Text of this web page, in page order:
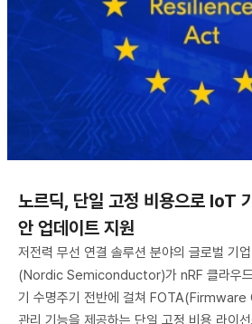
노르딕, 단일 고정 비용으로 IoT
안 업데이트 지원
저전력 무선 연결 솔루션 분야의 글로벌 기
(Nordic Semiconductor)가 nRF 클라우
기 수명주기 전반에 걸쳐
관리 기능을 제공하는 단일 고정 비용 라이